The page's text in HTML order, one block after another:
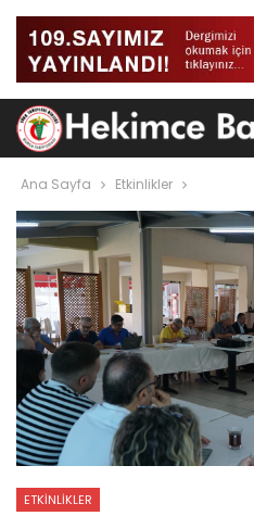
Ana Sayfa Etkinlikler
ETKINLIKLER